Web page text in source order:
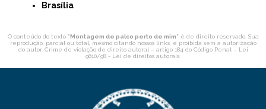
Brasília
O conteúdo do texto "Montagem de palco perto de mim" é de direito reservado. Sua
reprodução, parcial ou total, mesmo citando nossos links, é proibida sem a autorização
do autor. Crime de violação de direito autoral – artigo 184 do Código Penal – Lei
9610/98 - Lei de direitos autorais.